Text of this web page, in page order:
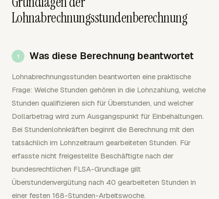
Lohnabrechnungsstundenberechnung
Was diese Berechnung beantwortet
Lohnabrechnungsstunden beantworten eine praktische
Frage: Welche Stunden gehören in die Lohnzahlung, welche
Stunden qualifizieren sich für Überstunden, und welcher
Dollarbetrag wird zum Ausgangspunkt für Einbehaltungen.
Bei Stundenlohnkräften beginnt die Berechnung mit den
tatsächlich im Lohnzeitraum gearbeiteten Stunden. Für
erfasste nicht freigestellte Beschäftigte nach der
bundesrechtlichen FLSA-Grundlage gilt
Überstundenvergütung nach 40 gearbeiteten Stunden in
einer festen 168-Stunden-Arbeitswoche.